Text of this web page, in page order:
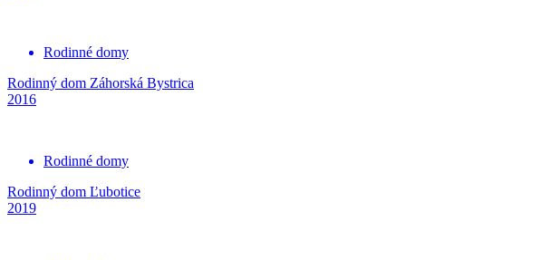
Rodinné domy
Rodinný dom Záhorská Bystrica
2016
Rodinné domy
Rodinný dom Ľubotice
2019